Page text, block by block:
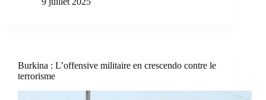
Burkina : L’offensive militaire en crescendo contre le
terrorisme